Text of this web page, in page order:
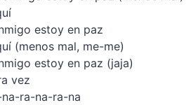
estoy en paz
(menos mal, me-me)
estoy en paz (jaja)
vez
ra-na-ra-na